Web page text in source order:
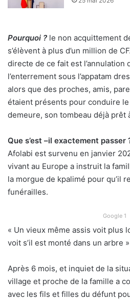
Pourquoi ? le non acquittement
s’élèvent à plus d’un million de
directe de ce fait est l’annulation
l’enterrement sous l’appatam
alors que des proches, amis,
étaient présents pour conduire
demeure, son tombeau déjà prêt
Que s’est –il exactement passer
Afolabi est survenu en janvier
vivant au Europe a instruit la
la morgue de kpalimé pour qu’il
funérailles.
Google 1
« Un vieux même assis voit plus
voit s’il est monté dans un arbre
Après 6 mois, et inquiet de la
village et proche de la famille a
avec les fils et filles du défunt